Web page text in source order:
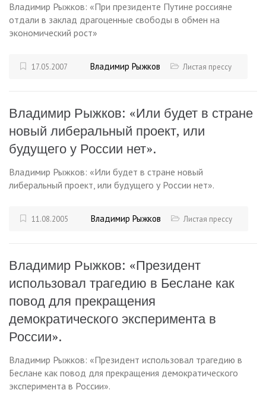
Владимир Рыжков: «При президенте Путине россияне
отдали в заклад драгоценные свободы в обмен на
экономический рост»
17.05.2007 Владимир Рыжков Листая прессу
Владимир Рыжков: «Или будет в стране
новый либеральный проект, или
будущего у России нет».
Владимир Рыжков: «Или будет в стране новый
либеральный проект, или будущего у России нет».
11.08.2005 Владимир Рыжков Листая прессу
Владимир Рыжков: «Президент
использовал трагедию в Беслане как
повод для прекращения
демократического эксперимента в
России».
Владимир Рыжков: «Президент использовал трагедию в
Беслане как повод для прекращения демократического
эксперимента в России».